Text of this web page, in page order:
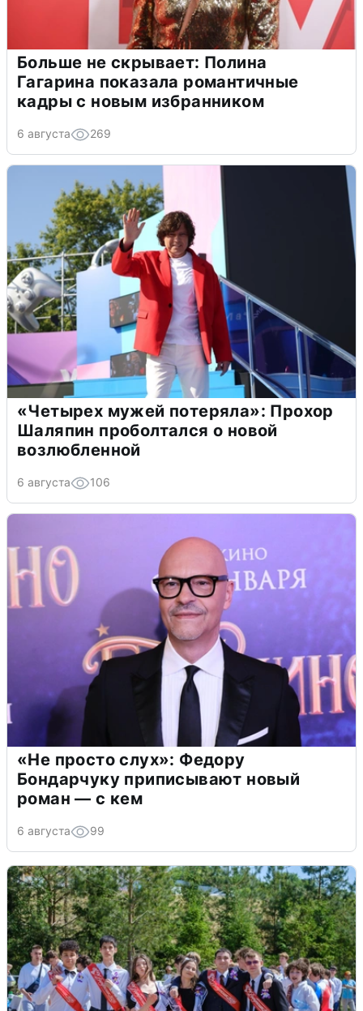
Больше не скрывает: Полина
Гагарина показала романтичные
кадры с новым избранником
6 августа 269
«Четырех мужей потеряла»: Прохор
Шаляпин проболтался о новой
возлюбленной
6 августа 106
«Не просто слух»: Федору
Бондарчуку приписывают новый
роман — с кем
6 августа 99